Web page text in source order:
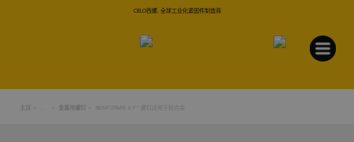
CELO西螺, 全球工业化紧固件制造商
主页